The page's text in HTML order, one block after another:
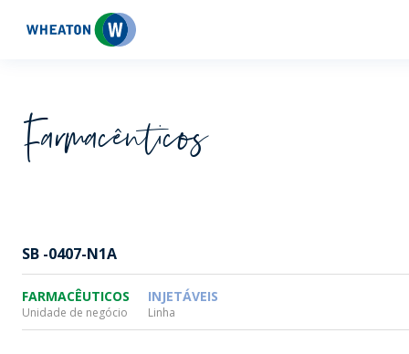
Wheaton
Farmacêuticos
SB -0407-N1A
FARMACÊUTICOS
Unidade de negócio
INJETÁVEIS
Linha